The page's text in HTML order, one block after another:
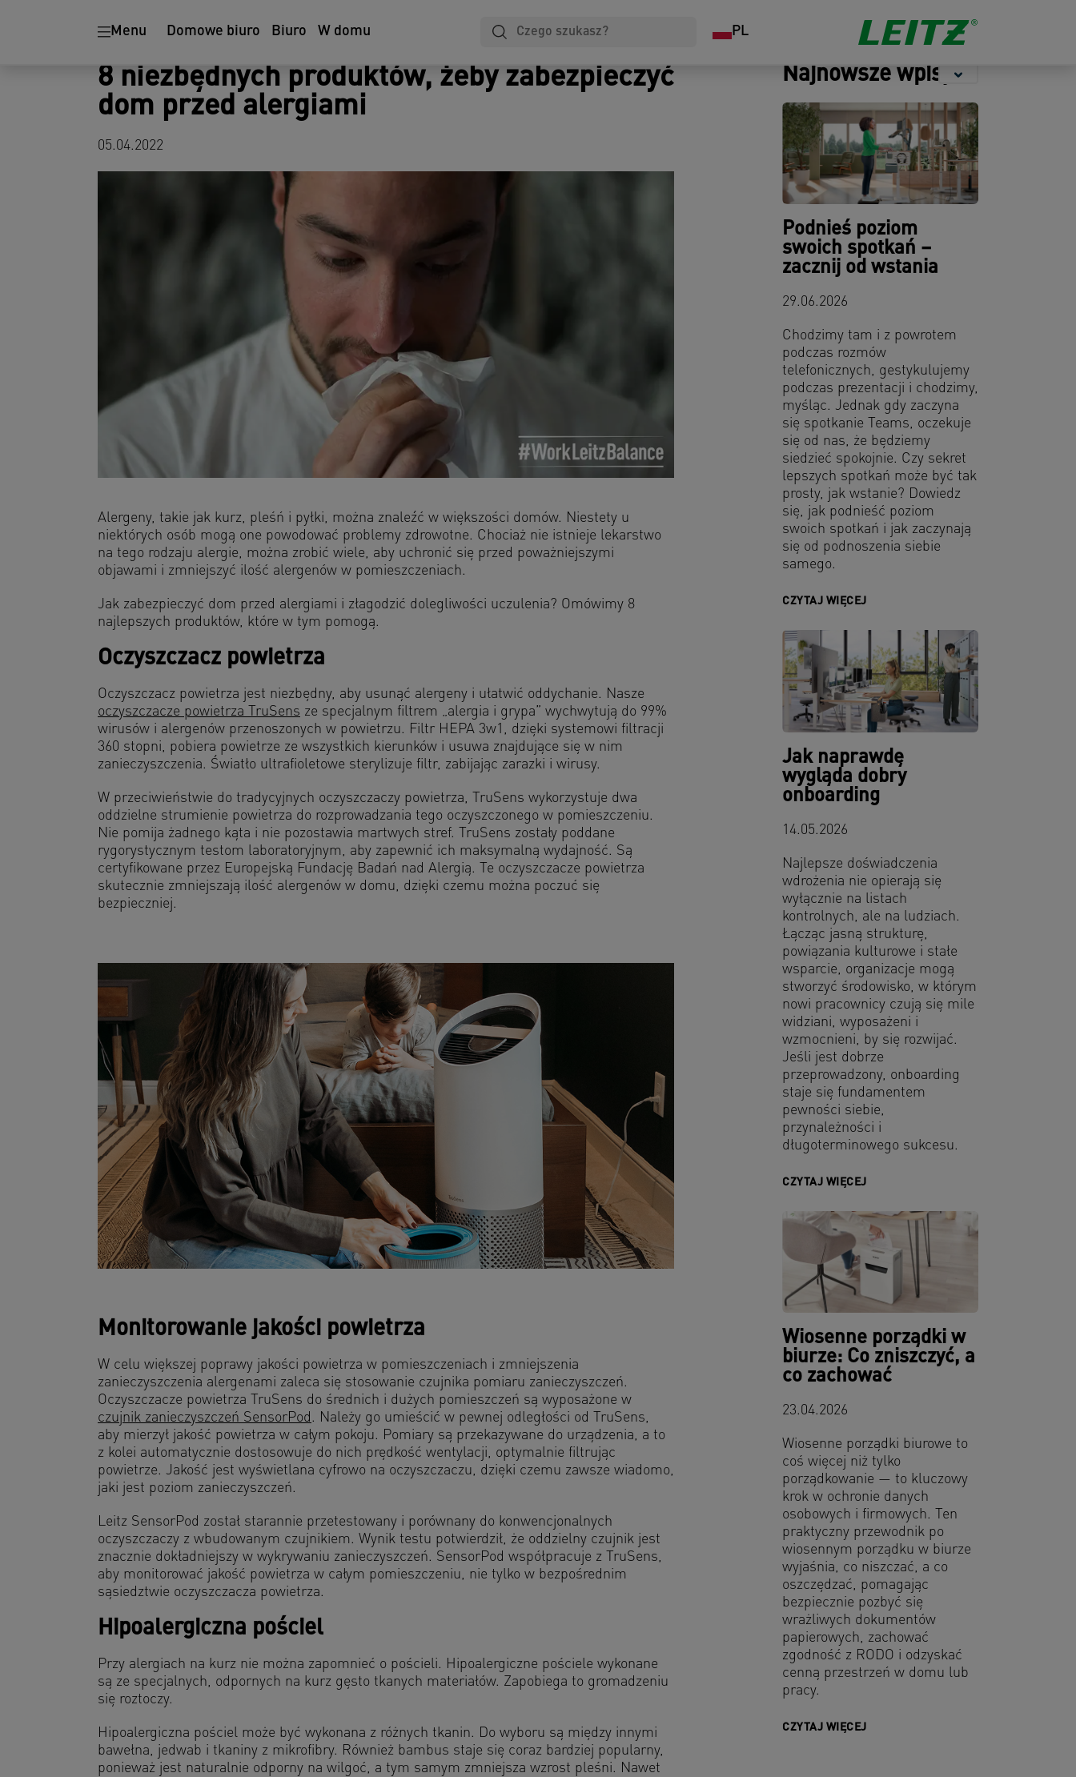
Menu Domowe biuro Biuro W domu PL
Zszywacze i
dziurkacze
8 niezbędnych produktów, żeby zabezpieczyć
dom przed alergiami
05.04.2022
Alergeny, takie jak kurz, pleśń i pyłki, można znaleźć w większości domów. Niestety u
niektórych osób mogą one powodować problemy zdrowotne. Chociaż nie istnieje lekarstwo
na tego rodzaju alergie, można zrobić wiele, aby uchronić się przed poważniejszymi
objawami i zmniejszyć ilość alergenów w pomieszczeniach.
Jak zabezpieczyć dom przed alergiami i złagodzić dolegliwości uczulenia? Omówimy 8
najlepszych produktów, które w tym pomogą.
Oczyszczacz powietrza
Oczyszczacz powietrza jest niezbędny, aby usunąć alergeny i ułatwić oddychanie. Nasze
oczyszczacze powietrza TruSens ze specjalnym filtrem „alergia i grypa” wychwytują do 99%
wirusów i alergenów przenoszonych w powietrzu. Filtr HEPA 3w1, dzięki systemowi filtracji
360 stopni, pobiera powietrze ze wszystkich kierunków i usuwa znajdujące się w nim
zanieczyszczenia. Światło ultrafioletowe sterylizuje filtr, zabijając zarazki i wirusy.
W przeciwieństwie do tradycyjnych oczyszczaczy powietrza, TruSens wykorzystuje dwa
oddzielne strumienie powietrza do rozprowadzania tego oczyszczonego w pomieszczeniu.
Nie pomija żadnego kąta i nie pozostawia martwych stref. TruSens zostały poddane
rygorystycznym testom laboratoryjnym, aby zapewnić ich maksymalną wydajność. Są
certyfikowane przez Europejską Fundację Badań nad Alergią. Te oczyszczacze powietrza
skutecznie zmniejszają ilość alergenów w domu, dzięki czemu można poczuć się
bezpieczniej.
Monitorowanie jakości powietrza
W celu większej poprawy jakości powietrza w pomieszczeniach i zmniejszenia
zanieczyszczenia alergenami zaleca się stosowanie czujnika pomiaru zanieczyszczeń.
Oczyszczacze powietrza TruSens do średnich i dużych pomieszczeń są wyposażone w
czujnik zanieczyszczeń SensorPod . Należy go umieścić w pewnej odległości od TruSens,
aby mierzył jakość powietrza w całym pokoju. Pomiary są przekazywane do urządzenia, a to
z kolei automatycznie dostosowuje do nich prędkość wentylacji, optymalnie filtrując
powietrze. Jakość jest wyświetlana cyfrowo na oczyszczaczu, dzięki czemu zawsze wiadomo,
jaki jest poziom zanieczyszczeń.
Leitz SensorPod został starannie przetestowany i porównany do konwencjonalnych
oczyszczaczy z wbudowanym czujnikiem. Wynik testu potwierdził, że oddzielny czujnik jest
znacznie dokładniejszy w wykrywaniu zanieczyszczeń. SensorPod współpracuje z TruSens,
aby monitorować jakość powietrza w całym pomieszczeniu, nie tylko w bezpośrednim
sąsiedztwie oczyszczacza powietrza.
Hipoalergiczna pościel
Przy alergiach na kurz nie można zapomnieć o pościeli. Hipoalergiczne pościele wykonane
są ze specjalnych, odpornych na kurz gęsto tkanych materiałów. Zapobiega to gromadzeniu
się roztoczy.
Hipoalergiczna pościel może być wykonana z różnych tkanin. Do wyboru są między innymi
bawełna, jedwab i tkaniny z mikrofibry. Również bambus staje się coraz bardziej popularny,
ponieważ jest naturalnie odporny na wilgoć, a tym samym zmniejsza wzrost pleśni. Nawet
Najnowsze wpisy
Podnieś poziom
swoich spotkań –
zacznij od wstania
29.06.2026
Chodzimy tam i z powrotem
podczas rozmów
telefonicznych, gestykulujemy
podczas prezentacji i chodzimy,
myśląc. Jednak gdy zaczyna
się spotkanie Teams, oczekuje
się od nas, że będziemy
siedzieć spokojnie. Czy sekret
lepszych spotkań może być tak
prosty, jak wstanie? Dowiedz
się, jak podnieść poziom
swoich spotkań i jak zaczynają
się od podnoszenia siebie
samego.
CZYTAJ WIĘCEJ
Jak naprawdę
wygląda dobry
onboarding
14.05.2026
Najlepsze doświadczenia
wdrożenia nie opierają się
wyłącznie na listach
kontrolnych, ale na ludziach.
Łącząc jasną strukturę,
powiązania kulturowe i stałe
wsparcie, organizacje mogą
stworzyć środowisko, w którym
nowi pracownicy czują się mile
widziani, wyposażeni i
wzmocnieni, by się rozwijać.
Jeśli jest dobrze
przeprowadzony, onboarding
staje się fundamentem
pewności siebie,
przynależności i
długoterminowego sukcesu.
CZYTAJ WIĘCEJ
Wiosenne porządki w
biurze: Co zniszczyć, a
co zachować
23.04.2026
Wiosenne porządki biurowe to
coś więcej niż tylko
porządkowanie — to kluczowy
krok w ochronie danych
osobowych i firmowych. Ten
praktyczny przewodnik po
wiosennym porządku w biurze
wyjaśnia, co niszczać, a co
oszczędzać, pomagając
bezpiecznie pozbyć się
wrażliwych dokumentów
papierowych, zachować
zgodność z RODO i odzyskać
cenną przestrzeń w domu lub
pracy.
CZYTAJ WIĘCEJ